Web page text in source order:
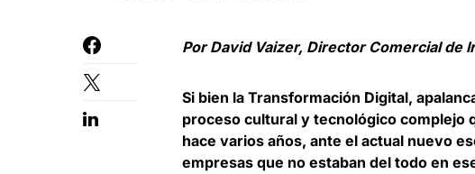
Por David Vaizer, Director Comercial de
Si bien la Transformación Digital,
proceso cultural y tecnológico complejo
hace varios años, ante el actual nuevo
empresas que no estaban del todo en